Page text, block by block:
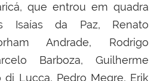
que entrou em quadra
Isaías da Paz, Renato
Andrade, Rodrigo
Barboza, Guilherme
di Lucca, Pedro Megre, Erik